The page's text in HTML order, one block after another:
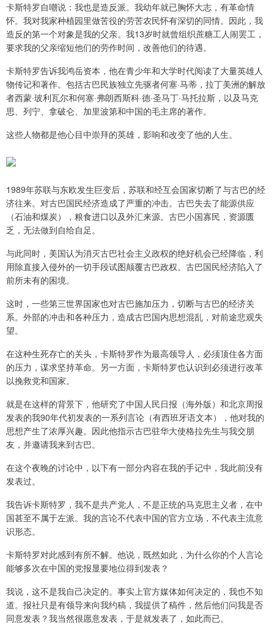
卡斯特罗自嘲说：我也是造反派。我幼年就已胸怀大志，有革命情
怀。我对我家种植园里做苦役的劳苦农民怀有深切的同情。因此，我
造反的第一个对象是我的父亲。我13岁时就曾组织蔗糖工人闹罢工，
要求我的父亲缩短他们的劳作时间，改善他们的待遇。
卡斯特罗告诉我鸿岳资本，他在青少年和大学时代阅读了大量英雄人
物传记和著作。包括古巴民族独立先驱者何塞·马蒂，拉丁美洲的解放
者西蒙·玻利瓦尔和何塞·弗朗西斯科·德·圣马丁·马托拉斯，以及马克
思、列宁、拿破仑、加里波第和中国的毛主席的著作。
这些人物都是他心目中崇拜的英雄，影响和改变了他的人生。
1989年苏联与东欧发生巨变后，苏联和经互会国家切断了与古巴的经
济往来。对古巴国民经济造成了严重的冲击。古巴失去了能源供应
（石油和煤炭），粮食进口以及外汇来源。古巴小国寡民，资源匮
乏，无法做到自给自足。
与此同时，美国认为消灭古巴社会主义政权的绝好机会已经降临，利
用除直接入侵外的一切手段试图颠覆古巴政权。古巴国民经济陷入了
前所未有的困境。
这时，一些第三世界国家也对古巴施加压力，切断与古巴的经济关
系。外部的冲击和各种压力，造成古巴国内思想混乱，对前途悲观失
望。
在这种生死存亡的关头，卡斯特罗作为最高领导人，必须顶住各方面
的压力，谋求坚持革命。另一方面，卡斯特罗也认识到必须进行改革
以挽救党和国家。
就是在这样的背景下，他研究了中国人民日报（海外版）和北京周报
发表的我90年代初发表的一系列言论（有西班牙语文本），他对我的
思想产生了浓厚兴趣。因此他指示古巴驻华大使格拉先生与我交朋
友，并邀请我来到古巴。
在这个夜晚的讨论中，以下有一部分内容在我的手记中，我此前没有
发表过。
我告诉卡斯特罗，我不是共产党人，不是正统的马克思主义者，在中
国甚至不属于左派。我的言论不代表中国的官方立场，不代表主流意
识形态。
卡斯特罗对此感到有所不解。他说，既然如此，为什么你的个人言论
能够多次在中国的党报显要地位得到发表？
我说，这不是我自己决定的。事实上官方媒体如何决定的，我也不知
道。报社只是有领导来向我约稿，我提供了稿件，然后他们问我是否
同意发表？我当然很愿意发表，于是就发表了，如此而已。